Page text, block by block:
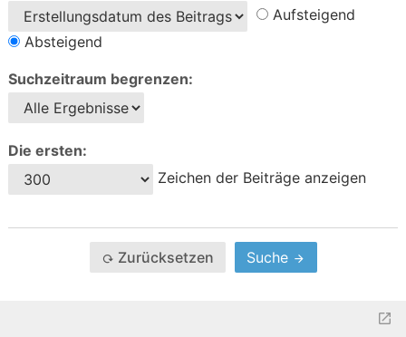
Aufsteigend
Absteigend
Suchzeitraum begrenzen:
Die ersten:
Zeichen der Beiträge anzeigen
Zurücksetzen Suche